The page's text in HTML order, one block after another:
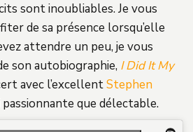
sont inoubliables. Je vous
de sa présence lorsqu’elle
attendre un peu, je vous
son autobiographie, I Did It My
avec l’excellentStephen
que délectable.